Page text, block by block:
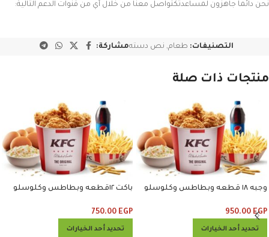
نحن دائماً جاهزون لمساعدتكتواصل معنا من خلال أي من قنوات الدعم التالية:
التصنيفات: طعام, نص دستهمشاركة:
منتجات ذات صلة
وجبه ١٨ قطعه وبطاطس وكلوسلو
950.00 EGP
تحديد أحد الخيارات
باكت ١٢قطعه وبطاطس وكلوسلو
750.00 EGP
تحديد أحد الخيارات